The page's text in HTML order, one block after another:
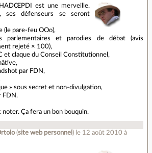
est une merveille.
ses défenseurs se seront
(le pare-feu OOo),
parlementaires et parodies de débat (avis
rejeté × 100),
et claque du Conseil Constitutionnel,
par FDN,
» sous secret et non-divulgation,
FDN.
noter. Ça fera un bon bouquin.
(site web personnel ) le 12 août 2010 à